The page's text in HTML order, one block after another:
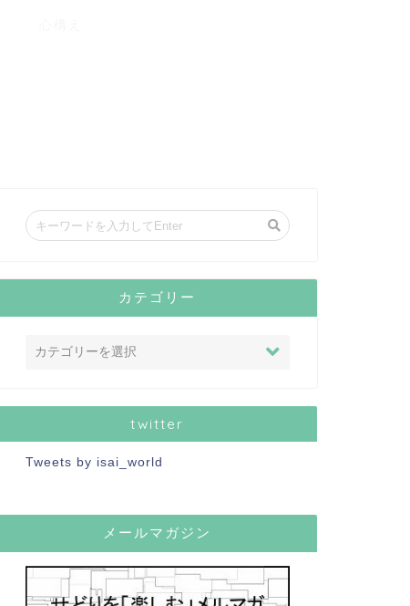
カテゴリー
twitter
Tweets by isai_world
メールマガジン